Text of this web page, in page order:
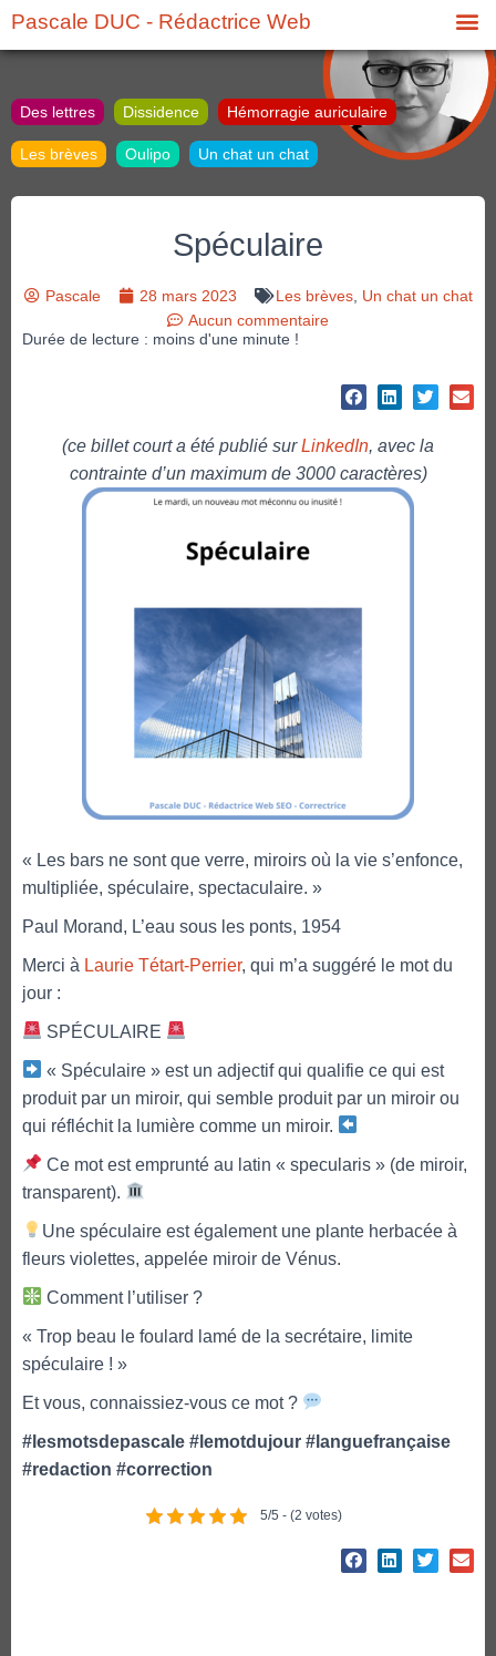
Pascale DUC - Rédactrice Web
Des lettres Dissidence Hémorragie auriculaire
Les brèves Oulipo Un chat un chat
Spéculaire
Pascale 28 mars 2023 Les brèves, Un chat un chat
Aucun commentaire
Durée de lecture : moins d'une minute !
(ce billet court a été publié surLinkedIn, avec la
contrainte d’un maximum de 3000 caractères)
« Les bars ne sont que verre, miroirs où la vie s’enfonce,
multipliée, spéculaire, spectaculaire. »
Paul Morand, L’eau sous les ponts, 1954
Merci à Laurie Tétart-Perrier, qui m’a suggéré le mot du
jour :
SPÉCULAIRE
« Spéculaire » est un adjectif qui qualifie ce qui est
produit par un miroir, qui semble produit par un miroir ou
qui réfléchit la lumière comme un miroir.
Ce mot est emprunté au latin « specularis » (de miroir,
transparent).
Une spéculaire est également une plante herbacée à
fleurs violettes, appelée miroir de Vénus.
Comment l’utiliser ?
« Trop beau le foulard lamé de la secrétaire, limite
spéculaire ! »
Et vous, connaissiez-vous ce mot ?
#lesmotsdepascale #lemotdujour #languefrançaise
#redaction #correction
5/5 - (2 votes)